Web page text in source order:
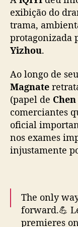
exibição do
trama,
protagonizada
Yizhou.
Ao longo de
Magnate
(papel de
comerciantes
oficial
nos exames
injustamente
The only
forward.💪
premieres